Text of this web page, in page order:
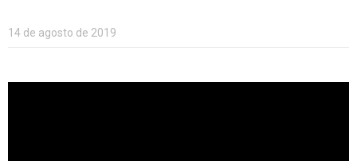
Boas Ações
14 de agosto de 2019